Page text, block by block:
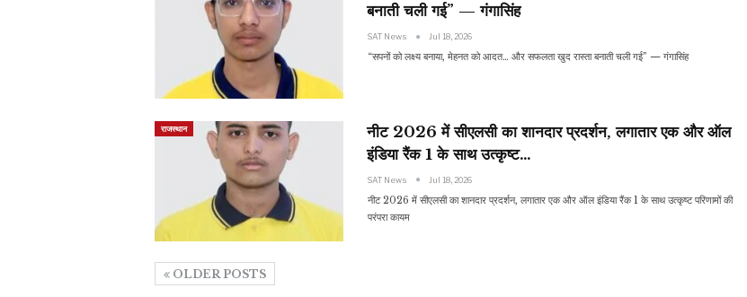
बनाती चली गई” — गंगासिंह
SAT News Jul 18, 2026
“सपनों को लक्ष्य बनाया, मेहनत को आदत… और सफलता खुद रास्ता बनाती चली गई” — गंगासिंह
राजस्थान
नीट 2026 में सीएलसी का शानदार प्रदर्शन, लगातार एक और ऑल
इंडिया रैंक 1 के साथ उत्कृष्ट…
SAT News Jul 18, 2026
नीट 2026 में सीएलसी का शानदार प्रदर्शन, लगातार एक और ऑल इंडिया रैंक 1 के साथ उत्कृष्ट परिणामों की
परंपरा कायम
OLDER POSTS